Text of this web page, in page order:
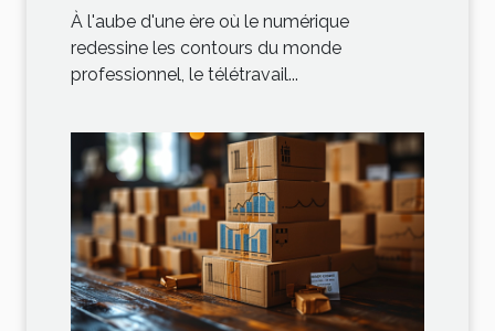
moyennes entreprises en
France
À l'aube d'une ère où le numérique
redessine les contours du monde
professionnel, le télétravail...